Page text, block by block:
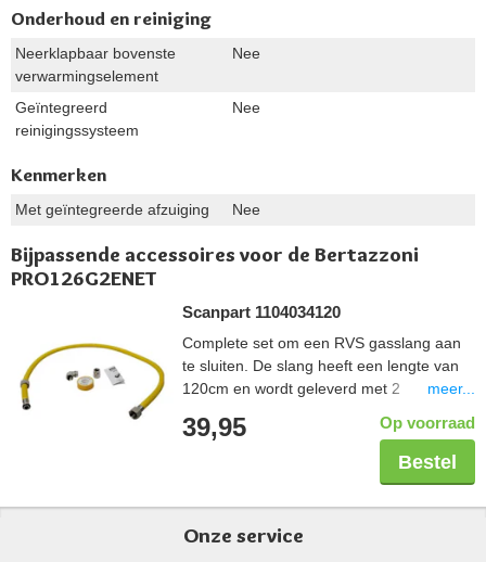
Onderhoud en reiniging
Neerklapbaar bovenste
verwarmingselement
Nee
Geïntegreerd
reinigingssysteem
Nee
Kenmerken
Met geïntegreerde afzuiging Nee
Bijpassende accessoires voor de Bertazzoni
PRO126G2ENET
Scanpart 1104034120
Complete set om een RVS gasslang aan
te sluiten. De slang heeft een lengte van
120cm en wordt geleverd met 2
aangesloten kan worden. De tape wordt
gebruikt om de schroefdraadverbinding
veilig af te sluiten. De gehele set is Gastec
meer...
39,95 Op voorraad
Bestel
Onze service